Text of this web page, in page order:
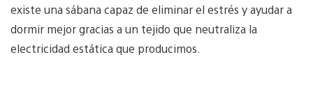
existe una sábana capaz de eliminar el estrés y ayudar a
dormir mejor gracias a un tejido que neutraliza la
electricidad estática que producimos.